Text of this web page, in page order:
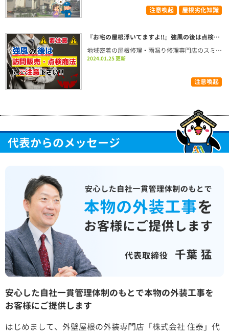
注意喚起 屋根劣化知識
『お宅の屋根浮いてますよ!!』強風の後は点検商法や訪問販売にご注意下さい!!
地域密着の屋根修理・雨漏り修理専門店のスミタイです
2024.01.25 更新
注意喚起
代表からのメッセージ
安心した自社一貫管理体制のもとで本物の外装工事を
お客様にご提供します
はじめまして、外壁屋根の外装専門店「株式会社 住泰」代